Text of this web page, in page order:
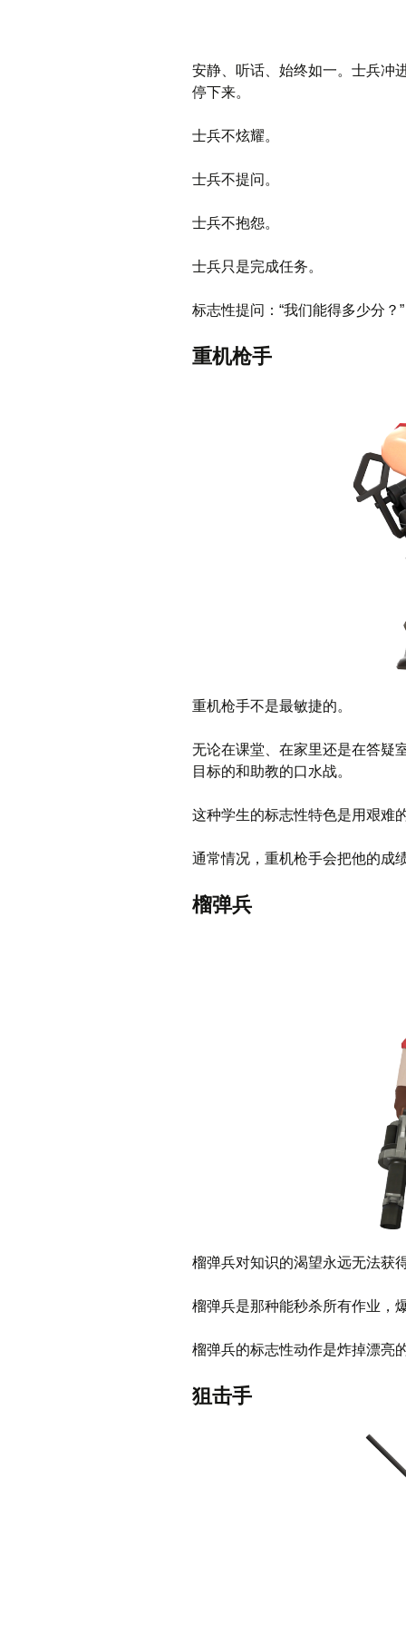
安静、听话、始终如一。士兵冲
停下来。
士兵不炫耀。
士兵不提问。
士兵不抱怨。
士兵只是完成任务。
标志性提问：“我们能得多少分？”
重机枪手
重机枪手不是最敏捷的。
无论在课堂、在家里还是在答疑
目标的和助教的口水战。
这种学生的标志性特色是用艰难
通常情况，重机枪手会把他的成
榴弹兵
榴弹兵对知识的渴望永远无法获
榴弹兵是那种能秒杀所有作业，
榴弹兵的标志性动作是炸掉漂亮
狙击手